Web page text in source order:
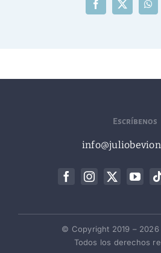
Facebook
X
Escríbenos
© Copyright 2019 –
Todos los derechos